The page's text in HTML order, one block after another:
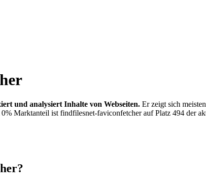
und analysiert Inhalte von Webseiten. Er zeigt sich
Marktanteil ist findfilesnet-faviconfetcher auf Platz 494 der